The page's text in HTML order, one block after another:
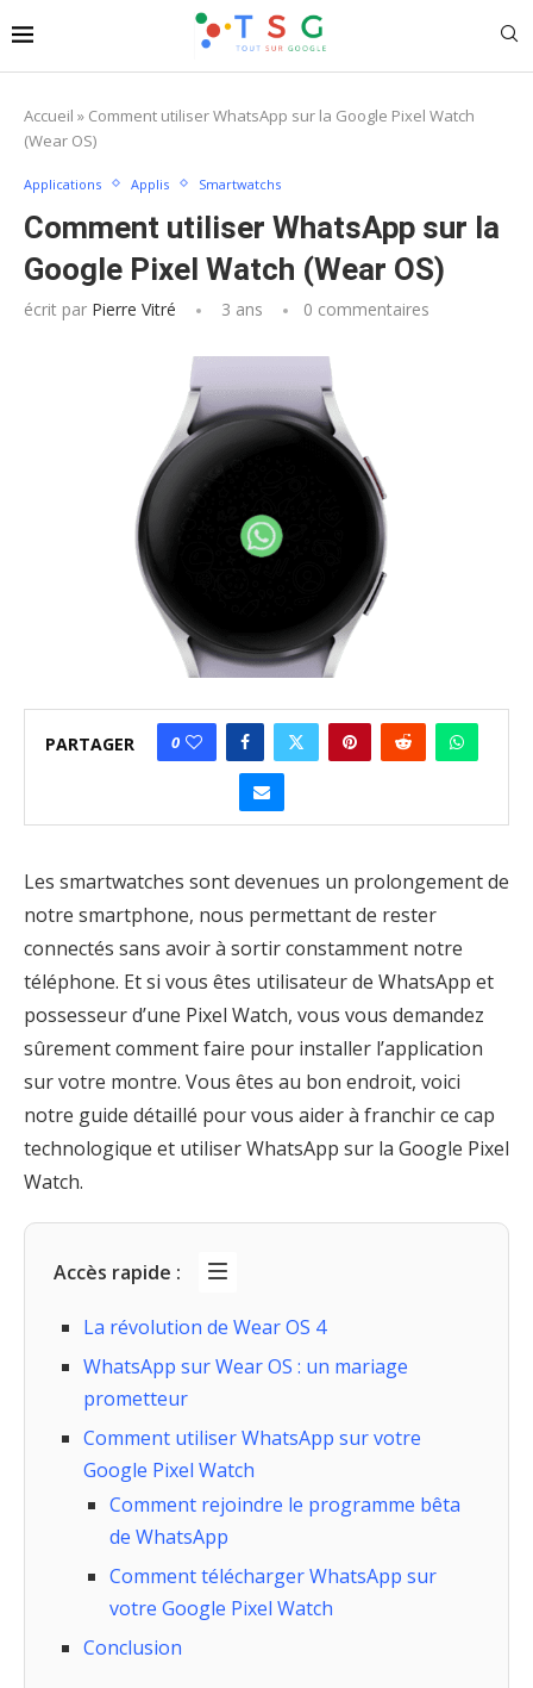
Accueil » Comment utiliser WhatsApp sur la Google Pixel Watch
(Wear OS)
Applications Applis Smartwatchs
Comment utiliser WhatsApp sur la
Google Pixel Watch (Wear OS)
écrit par Pierre Vitré 3 ans 0 commentaires
PARTAGER 0
Les smartwatches sont devenues un prolongement de
notre smartphone, nous permettant de rester
connectés sans avoir à sortir constamment notre
téléphone. Et si vous êtes utilisateur de WhatsApp et
possesseur d’une Pixel Watch, vous vous demandez
sûrement comment faire pour installer l’application
sur votre montre. Vous êtes au bon endroit, voici
notre guide détaillé pour vous aider à franchir ce cap
technologique et utiliser WhatsApp sur la Google Pixel
Watch.
Accès rapide :
La révolution de Wear OS 4
WhatsApp sur Wear OS : un mariage
prometteur
Comment utiliser WhatsApp sur votre
Google Pixel Watch
Comment rejoindre le programme bêta
de WhatsApp
Comment télécharger WhatsApp sur
votre Google Pixel Watch
Conclusion